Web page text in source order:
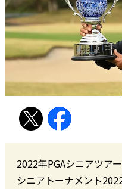
2022年PGAシニアツア
シニアトーナメント